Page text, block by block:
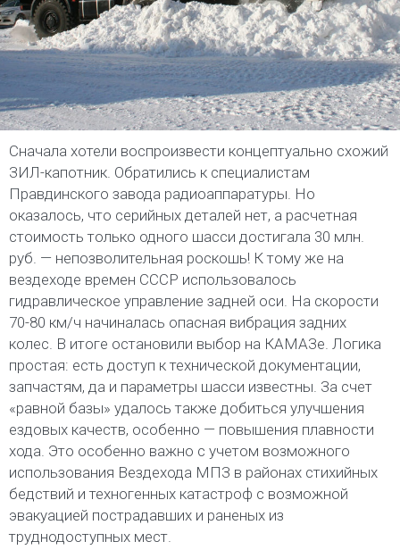
Сначала хотели воспроизвести концептуально схожий
ЗИЛ-капотник. Обратились к специалистам
Правдинского завода радиоаппаратуры. Но
оказалось, что серийных деталей нет, а расчетная
стоимость только одного шасси достигала 30 млн.
руб. — непозволительная роскошь! К тому же на
вездеходе времен СССР использовалось
гидравлическое управление задней оси. На скорости
70-80 км/ч начиналась опасная вибрация задних
колес. В итоге остановили выбор на КАМАЗе. Логика
простая: есть доступ к технической документации,
запчастям, да и параметры шасси известны. За счет
«равной базы» удалось также добиться улучшения
ездовых качеств, особенно — повышения плавности
хода. Это особенно важно с учетом возможного
использования Вездехода МПЗ в районах стихийных
бедствий и техногенных катастроф с возможной
эвакуацией пострадавших и раненых из
труднодоступных мест.